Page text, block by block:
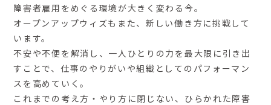
障害者雇用をめぐる環境が大きく変わる今。
オープンアップウィズもまた、新しい働き方に挑戦して
います。
不安や不便を解消し、一人ひとりの力を最大限に引き出
すことで、仕事のやりがいや組織としてのパフォーマン
スを高めていく。
これまでの考え方・やり方に閉じない、ひらかれた障害